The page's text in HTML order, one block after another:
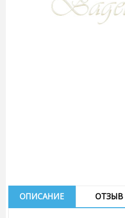
ОПИСАНИЕ ОТЗЫВ